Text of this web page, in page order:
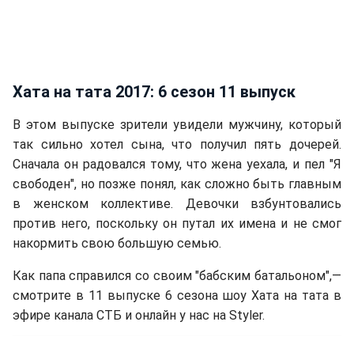
Хата на тата 2017: 6 сезон 11 выпуск
В этом выпуске зрители увидели мужчину, который
так сильно хотел сына, что получил пять дочерей.
Сначала он радовался тому, что жена уехала, и пел "Я
свободен", но позже понял, как сложно быть главным
в женском коллективе. Девочки взбунтовались
против него, поскольку он путал их имена и не смог
накормить свою большую семью.
Как папа справился со своим "бабским батальоном",—
смотрите в 11 выпуске 6 сезона шоу Хата на тата в
эфире канала СТБ и онлайн у нас на Styler.